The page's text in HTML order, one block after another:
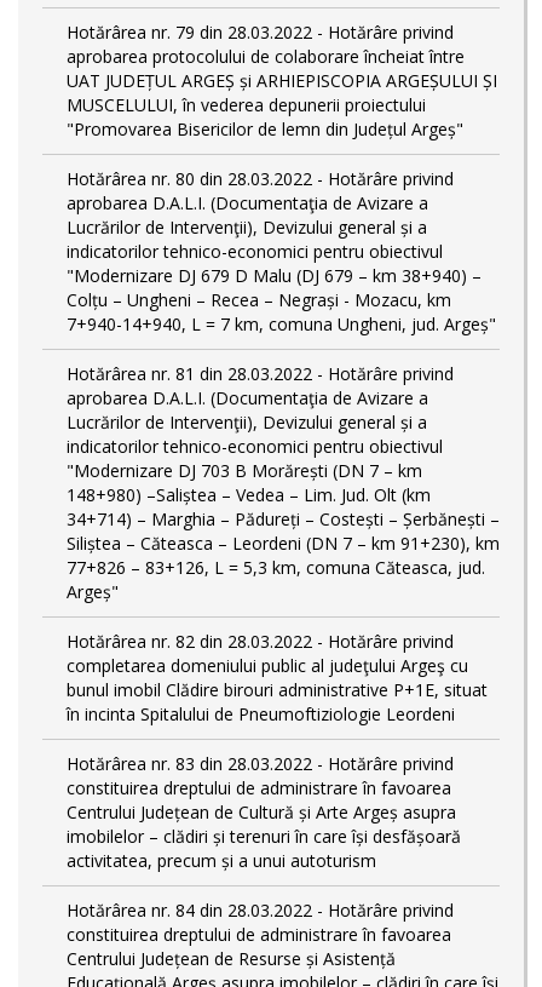
Hotărârea nr. 79 din 28.03.2022 - Hotărâre privind
aprobarea protocolului de colaborare încheiat între
UAT JUDEȚUL ARGEȘ și ARHIEPISCOPIA ARGEȘULUI ȘI
MUSCELULUI, în vederea depunerii proiectului
"Promovarea Bisericilor de lemn din Județul Argeș"
Hotărârea nr. 80 din 28.03.2022 - Hotărâre privind
aprobarea D.A.L.I. (Documentaţia de Avizare a
Lucrărilor de Intervenţii), Devizului general și a
indicatorilor tehnico-economici pentru obiectivul
"Modernizare DJ 679 D Malu (DJ 679 – km 38+940) –
Colțu – Ungheni – Recea – Negrași - Mozacu, km
7+940-14+940, L = 7 km, comuna Ungheni, jud. Argeș"
Hotărârea nr. 81 din 28.03.2022 - Hotărâre privind
aprobarea D.A.L.I. (Documentaţia de Avizare a
Lucrărilor de Intervenţii), Devizului general și a
indicatorilor tehnico-economici pentru obiectivul
"Modernizare DJ 703 B Morărești (DN 7 – km
148+980) –Saliștea – Vedea – Lim. Jud. Olt (km
34+714) – Marghia – Pădureți – Costești – Șerbănești –
Siliștea – Căteasca – Leordeni (DN 7 – km 91+230), km
77+826 – 83+126, L = 5,3 km, comuna Căteasca, jud.
Argeș"
Hotărârea nr. 82 din 28.03.2022 - Hotărâre privind
completarea domeniului public al judeţului Argeş cu
bunul imobil Clădire birouri administrative P+1E, situat
în incinta Spitalului de Pneumoftiziologie Leordeni
Hotărârea nr. 83 din 28.03.2022 - Hotărâre privind
constituirea dreptului de administrare în favoarea
Centrului Județean de Cultură și Arte Argeș asupra
imobilelor – clădiri și terenuri în care își desfășoară
activitatea, precum și a unui autoturism
Hotărârea nr. 84 din 28.03.2022 - Hotărâre privind
constituirea dreptului de administrare în favoarea
Centrului Județean de Resurse și Asistență